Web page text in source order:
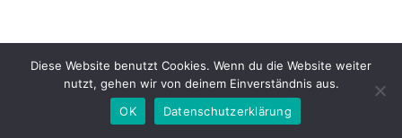
Diese Website benutzt Cookies. Wenn du die Website weiter
nutzt, gehen wir von deinem Einverständnis aus.
OK
Datenschutzerklärung